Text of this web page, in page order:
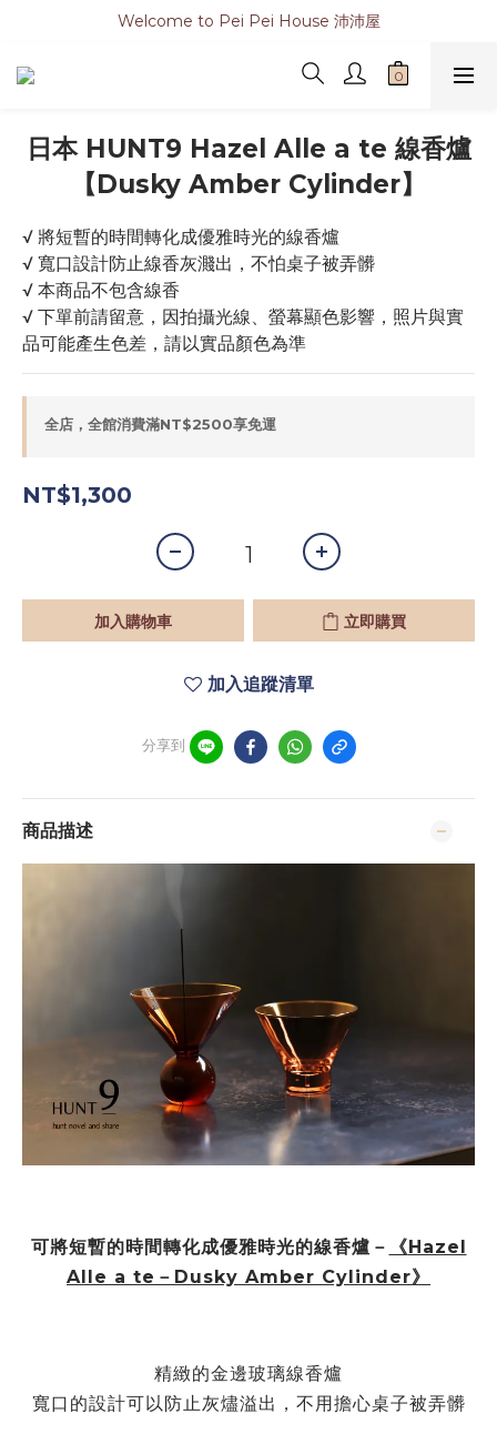
Welcome to Pei Pei House 沛沛屋
日本 HUNT9 Hazel Alle a te 線香爐
【Dusky Amber Cylinder】
√ 將短暫的時間轉化成優雅時光的線香爐
√ 寬口設計防止線香灰濺出，不怕桌子被弄髒
√ 本商品不包含線香
√ 下單前請留意，因拍攝光線、螢幕顯色影響，照片與實
品可能產生色差，請以實品顏色為準
全店，全館消費滿NT$2500享免運
NT$1,300
加入購物車 立即購買
加入追蹤清單
分享到
商品描述
可將短暫的時間轉化成優雅時光的線香爐－ 《Hazel
Alle a te－Dusky Amber Cylinder》
精緻的金邊玻璃線香爐
寬口的設計可以防止灰燼溢出，不用擔心桌子被弄髒